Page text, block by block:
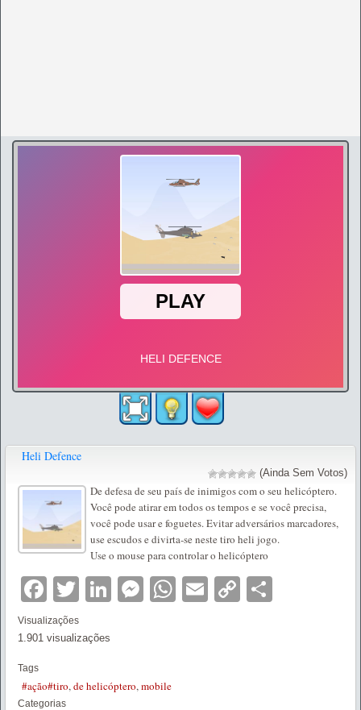
Heli Defence
(Ainda Sem Votos)
De defesa de seu país de inimigos com o seu helicóptero.
Você pode atirar em todos os tempos e se você precisa,
você pode usar e foguetes. Evitar adversários marcadores,
use escudos e divirta-se neste tiro heli jogo.
Use o mouse para controlar o helicóptero
Facebook
TwitterLinkedIn
Messenger
WhatsApp
EmailCopy
Visualizações
1.901 visualizações
Tags
#ação#tiro,de helicóptero,mobile
Categorias